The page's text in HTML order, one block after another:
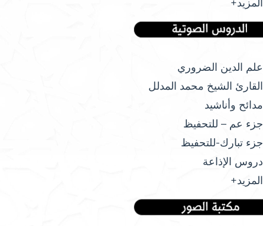
المزيد+
علم الدين الضروري
القارئ الشيخ محمد المدلل
مدائح وأناشيد
جزء عم – للتحفيظ
جزء تبارك-للتحفيظ
دروس الإذاعة
المزيد+